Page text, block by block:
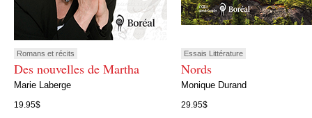
Romans et récits
Des nouvelles de Martha
Marie Laberge
19.95$
Essais Littérature
Nords
Monique Durand
29.95$